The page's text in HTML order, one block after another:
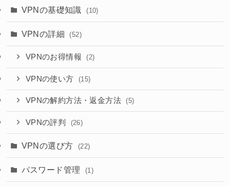
VPNの基礎知識 (10)
VPNの詳細 (52)
VPNのお得情報 (2)
VPNの使い方 (15)
VPNの解約方法・返金方法 (5)
VPNの評判 (26)
VPNの選び方 (22)
パスワード管理 (1)